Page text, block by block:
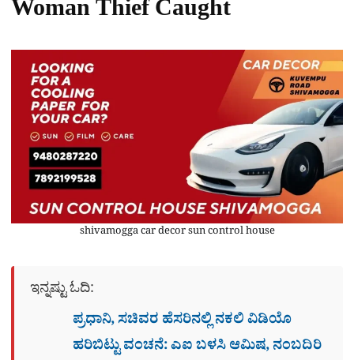
Woman Thief Caught
shivamogga car decor sun control house
ಇನ್ನಷ್ಟು ಓದಿ:
ಪ್ರಧಾನಿ, ಸಚಿವರ ಹೆಸರಿನಲ್ಲಿ ನಕಲಿ ವಿಡಿಯೊ
ಹರಿಬಿಟ್ಟು ವಂಚನೆ: ಎಐ ಬಳಸಿ ಆಮಿಷ, ನಂಬದಿರಿ